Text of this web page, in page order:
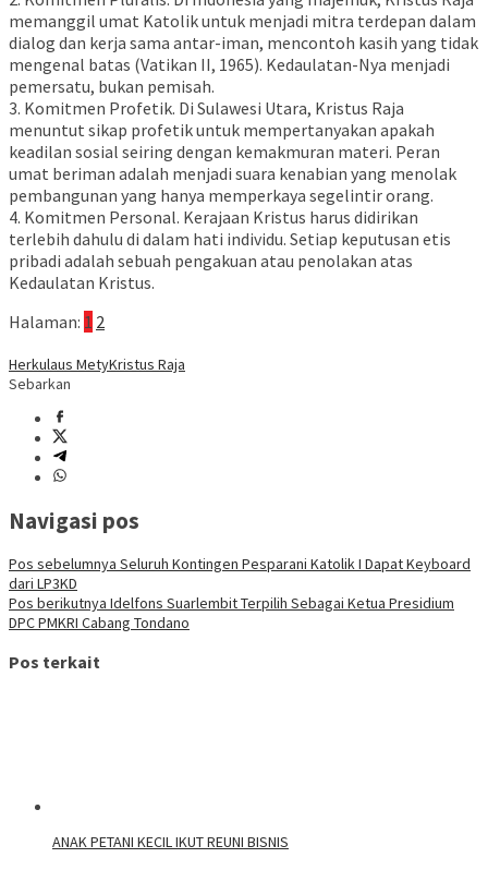
memanggil umat Katolik untuk menjadi mitra terdepan dalam
dialog dan kerja sama antar-iman, mencontoh kasih yang tidak
mengenal batas (Vatikan II, 1965). Kedaulatan-Nya menjadi
pemersatu, bukan pemisah.
3. Komitmen Profetik. Di Sulawesi Utara, Kristus Raja
menuntut sikap profetik untuk mempertanyakan apakah
keadilan sosial seiring dengan kemakmuran materi. Peran
umat beriman adalah menjadi suara kenabian yang menolak
pembangunan yang hanya memperkaya segelintir orang.
4. Komitmen Personal. Kerajaan Kristus harus didirikan
terlebih dahulu di dalam hati individu. Setiap keputusan etis
pribadi adalah sebuah pengakuan atau penolakan atas
Kedaulatan Kristus.
Halaman: 1 2
Herkulaus MetyKristus Raja
Sebarkan
Navigasi pos
Pos sebelumnya Seluruh Kontingen Pesparani Katolik I Dapat Keyboard
dari LP3KD
Pos berikutnya Idelfons Suarlembit Terpilih Sebagai Ketua Presidium
DPC PMKRI Cabang Tondano
Pos terkait
ANAK PETANI KECIL IKUT REUNI BISNIS